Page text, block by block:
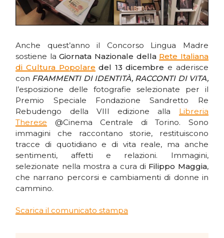
Anche quest’anno il Concorso Lingua Madre
sostiene laGiornata Nazionale della Rete Italiana
di Cultura Popolare del 13 dicembre e aderisce
con FRAMMENTI DI IDENTITÀ, RACCONTI DI VITA,
l’esposizione delle fotografie selezionate per il
Premio Speciale Fondazione Sandretto Re
Rebudengo della VIII edizione alla Libreria
Therese @Cinema Centrale di Torino. Sono
immagini che raccontano storie, restituiscono
tracce di quotidiano e di vita reale, ma anche
sentimenti, affetti e relazioni. Immagini,
selezionate nella mostra a cura di Filippo Maggia,
che narrano percorsi e cambiamenti di donne in
cammino.
Scarica il comunicato stampa